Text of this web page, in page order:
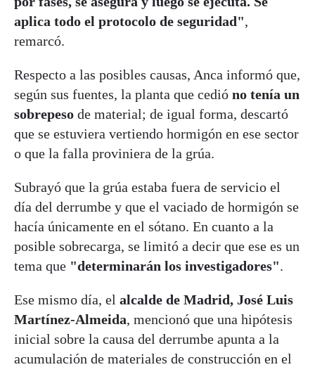
aplica todo el protocolo de seguridad",
remarcó.
Respecto a las posibles causas, Anca informó que,
según sus fuentes, la planta que cedió no tenía un
sobrepeso de material; de igual forma, descartó
que se estuviera vertiendo hormigón en ese sector
o que la falla proviniera de la grúa.
Subrayó que la grúa estaba fuera de servicio el
día del derrumbe y que el vaciado de hormigón se
hacía únicamente en el sótano. En cuanto a la
posible sobrecarga, se limitó a decir que ese es un
tema que "determinarán los investigadores".
Ese mismo día, el alcalde de Madrid, José Luis
Martínez-Almeida, mencionó que una hipótesis
inicial sobre la causa del derrumbe apunta a la
acumulación de materiales de construcción en el